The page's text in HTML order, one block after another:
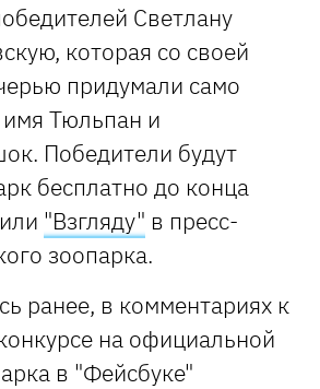
Светлану
которая со своей
придумали само
Тюльпан и
Победители будут
бесплатно до конца
"Взгляду" в пресс-
зоопарка.
ранее, в комментариях к
на официальной
в "Фейсбуке"